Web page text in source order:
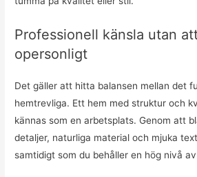
Professionell känsla utan
opersonligt
Det gäller att hitta balansen mellan det
hemtrevliga. Ett hem med struktur och
kännas som en arbetsplats. Genom att
detaljer, naturliga material och mjuka
samtidigt som du behåller en hög nivå